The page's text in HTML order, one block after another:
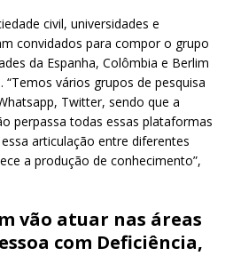
civil, universidades e
convidados para compor o grupo
da Espanha, Colômbia e Berlim
vários grupos de pesquisa
Twitter, sendo que a
perpassa todas essas plataformas
articulação entre diferentes
a produção de conhecimento”,
vão atuar nas áreas
com Deficiência,